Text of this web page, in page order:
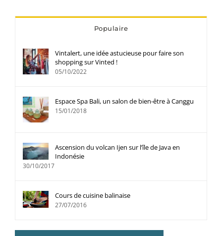
Populaire
Vintalert, une idée astucieuse pour faire son
shopping sur Vinted !
05/10/2022
Espace Spa Bali, un salon de bien-être à Canggu
15/01/2018
Ascension du volcan Ijen sur l’île de Java en
Indonésie
30/10/2017
Cours de cuisine balinaise
27/07/2016